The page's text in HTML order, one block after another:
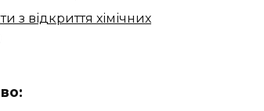
з відкриття хімічних